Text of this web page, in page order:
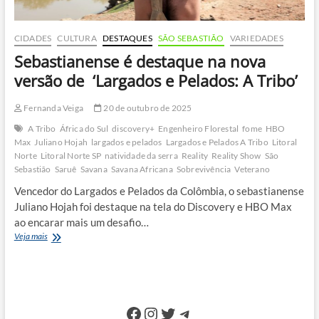
CIDADES CULTURA DESTAQUES SÃO SEBASTIÃO VARIEDADES
Sebastianense é destaque na nova
versão de ‘Largados e Pelados: A Tribo’
Fernanda Veiga
20 de outubro de 2025
A Tribo África do Sul discovery+ Engenheiro Florestal fome HBO
Max Juliano Hojah largados e pelados Largados e Pelados A Tribo Litoral
Norte Litoral Norte SP natividade da serra Reality Reality Show São
Sebastião Saruê Savana Savana Africana Sobrevivência Veterano
Vencedor do Largados e Pelados da Colômbia, o sebastianense
Juliano Hojah foi destaque na tela do Discovery e HBO Max
ao encarar mais um desafio…
Veja maisSebastianense
Facebook
Instagram
Twitter
Telegram